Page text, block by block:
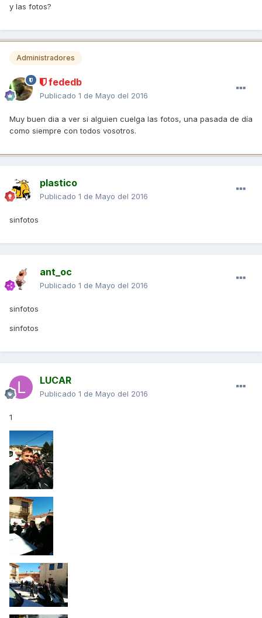
y las fotos?
Administradores
fededb
Publicado 1 de Mayo del 2016
Muy buen dia a ver si alguien cuelga las fotos, una pasada de día
como siempre con todos vosotros.
plastico
Publicado 1 de Mayo del 2016
sinfotos
ant_oc
Publicado 1 de Mayo del 2016
sinfotos
sinfotos
LUCAR
Publicado 1 de Mayo del 2016
1